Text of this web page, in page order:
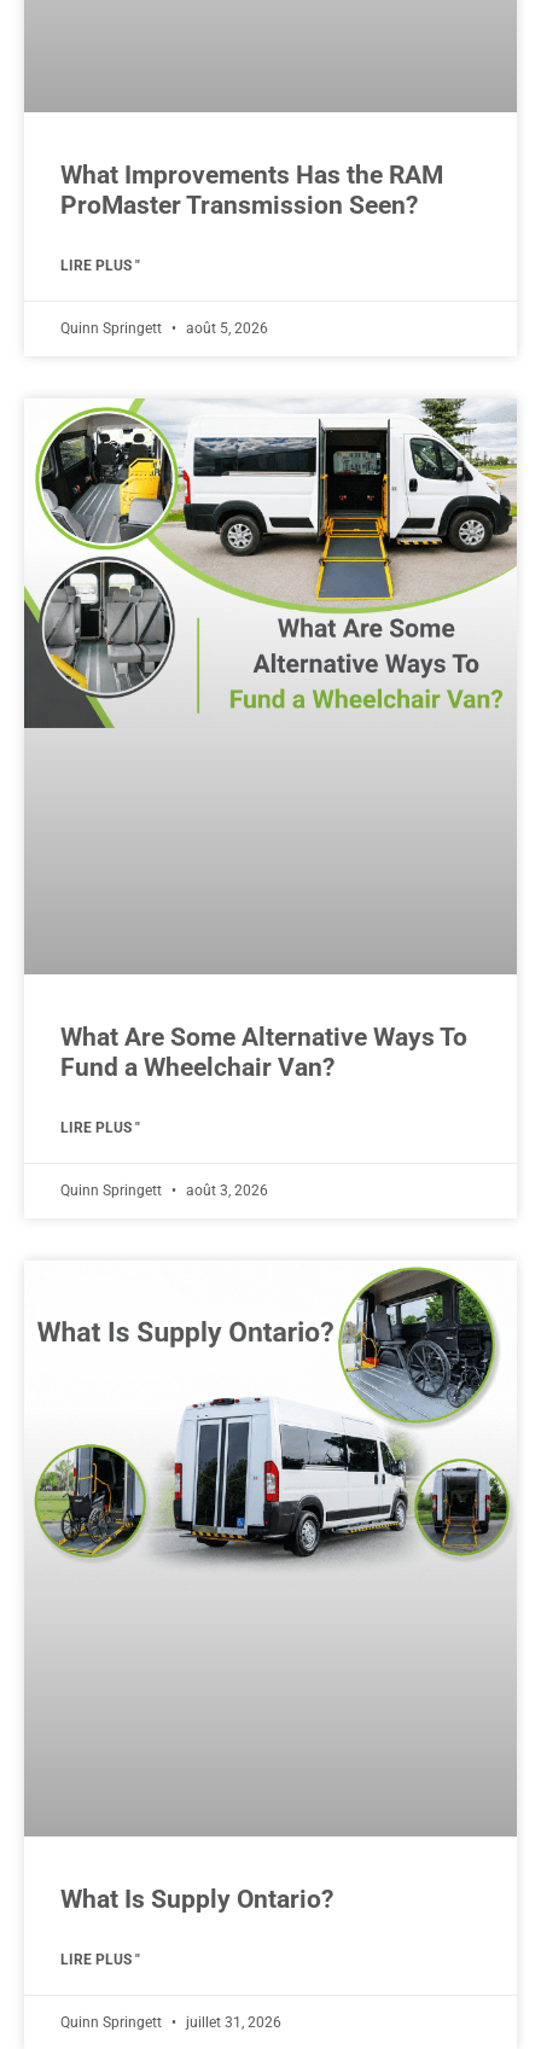
What Improvements Has the RAM
ProMaster Transmission Seen?
LIRE PLUS "
Quinn Springett août 5, 2026
What Are Some Alternative Ways To
Fund a Wheelchair Van?
LIRE PLUS "
Quinn Springett août 3, 2026
What Is Supply Ontario?
LIRE PLUS "
Quinn Springett juillet 31, 2026